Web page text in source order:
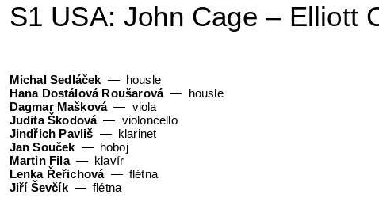
S1 USA: John Cage – Elliott
Michal Sedláček
housle
Hana Dostálová Roušarová
housle
Dagmar Mašková
viola
Judita Škodová
violoncello
Jindřich Pavliš
klarinet
Jan Souček
hoboj
Martin Fila
klavír
Lenka Řeřichová
flétna
Jiří Ševčík
flétna